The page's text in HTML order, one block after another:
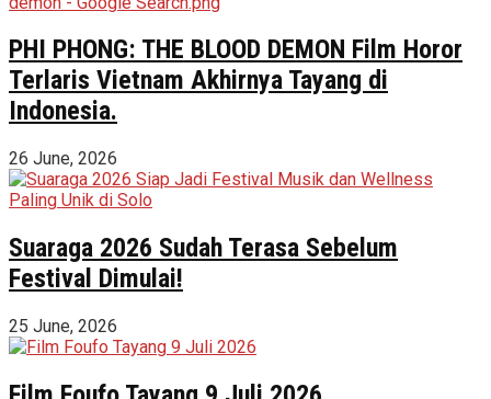
PHI PHONG: THE BLOOD DEMON Film Horor
Terlaris Vietnam Akhirnya Tayang di
Indonesia.
26 June, 2026
Suaraga 2026 Sudah Terasa Sebelum
Festival Dimulai!
25 June, 2026